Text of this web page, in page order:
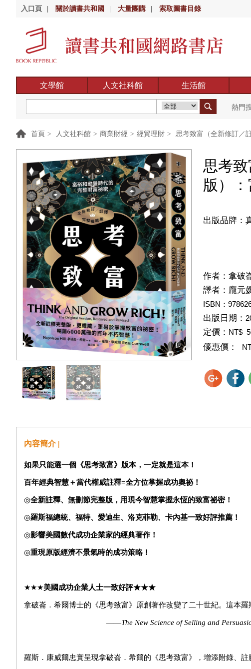
入口頁 關於讀書共和國 大量團購 索取圖書目錄
文學館 人文社科館 生活館
熱門
首頁 > 人文社科館 > 商業財經 > 經貿理財 > 思考致富（全新修訂／
思考
版）
出版品牌：
作者： 拿破
譯者： 龐元
ISBN：
出版日期：
定價： NT$
優惠價：
內容簡介 |
如果只能選一個《思考致富》版本，一定就是這本！
百年經典智慧＋當代權威註釋=全方位掌握成功奧祕！
◎全新註釋、無刪節完整版，用現今智慧掌握永恆的致富祕密！
◎羅斯福總統、福特、愛迪生、洛克菲勒、卡內基一致好評推薦！
◎影響美國數代成功企業家的經典著作！
◎重現原版經濟不景氣時的成功策略！
★★★美國成功企業人士一致好評★★★
拿破崙．希爾博士的《思考致富》原創著作改變了二十世紀。這本
——The New Science of Selling and
羅斯．康威爾忠實呈現拿破崙．希爾的《思考致富》，增添附錄、